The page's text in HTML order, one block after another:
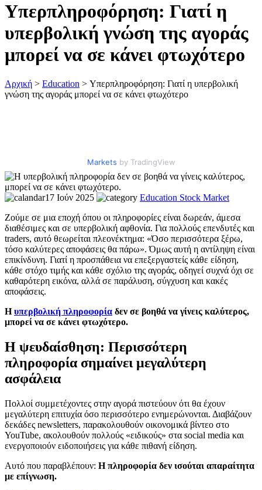
Υπερπληροφόρηση: Γιατί η
υπερβολική γνώση της αγοράς
μπορεί να σε κάνει φτωχότερο
Αρχική > Education > Υπερπληροφόρηση: Γιατί η υπερβολική
γνώση της αγοράς μπορεί να σε κάνει φτωχότερο
Markets by TradingView
17 Ιούν 2025 Education Stock Market
Ζούμε σε μια εποχή όπου οι πληροφορίες είναι δωρεάν, άμεσα
διαθέσιμες και σε υπερβολική αφθονία. Για πολλούς επενδυτές και
traders, αυτό θεωρείται πλεονέκτημα: «Όσο περισσότερα ξέρω,
τόσο καλύτερες αποφάσεις θα πάρω». Όμως αυτή η αντίληψη είναι
επικίνδυνη. Γιατί η προσπάθεια να επεξεργαστείς κάθε είδηση,
κάθε στόχο τιμής και κάθε σχόλιο της αγοράς, οδηγεί συχνά όχι σε
καθαρότερη εικόνα, αλλά σε παράλυση, σύγχυση και κακές
αποφάσεις.
Ηυπερβολική πληροφορία δεν σε βοηθά να γίνεις καλύτερος,
μπορεί να σε κάνει φτωχότερο.
Η ψευδαίσθηση: Περισσότερη
πληροφορία σημαίνει μεγαλύτερη
ασφάλεια
Πολλοί συμμετέχοντες στην αγορά πιστεύουν ότι θα έχουν
μεγαλύτερη επιτυχία όσο περισσότερο ενημερώνονται. Διαβάζουν
δεκάδες newsletters, παρακολουθούν οικονομικά βίντεο στο
YouTube, ακολουθούν πολλούς «ειδικούς» στα social media και
ενεργοποιούν ειδοποιήσεις για κάθε πιθανή είδηση.
Αυτό που παραβλέπουν: Η πληροφορία δεν ισούται απαραίτητα
με επίγνωση.